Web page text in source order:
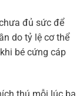
đủ sức để
do tỷ lệ cơ thể
bé cứng cáp